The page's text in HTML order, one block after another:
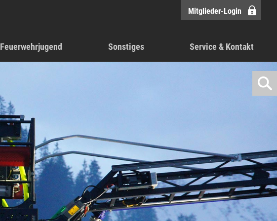
Feuerwehrjugend Sonstiges Service & Kontakt
Mitglieder-Login